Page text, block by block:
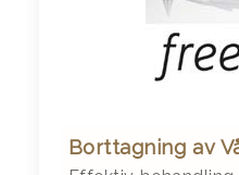
Borttagning av